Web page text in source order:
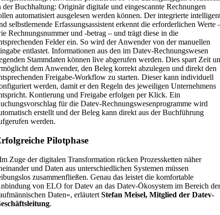
der Buchhaltung: Originär digitale und eingescannte Rechnungen
automatisiert ausgelesen werden können. Der integrierte
selbstlernende Erfassungsassistent erkennt die erforderlichen Werte
Rechnungsnummer und -betrag – und trägt diese in die
Felder ein. So wird der Anwender von der manuellen
entlastet. Informationen aus den im Datev-Rechnungswesen
Stammdaten können live abgerufen werden. Dies spart Zeit
dem Anwender, den Beleg korrekt abzulegen und direkt den
Freigabe-Workflow zu starten. Dieser kann individuell
werden, damit er den Regeln des jeweiligen Unternehmens
Kontierung und Freigabe erfolgen per Klick. Ein
für die Datev-Rechnungswesenprogramme wird
erstellt und der Beleg kann direkt aus der Buchführung
werden.
Pilotphase
Zuge der digitalen Transformation rücken Prozessketten näher
und Daten aus unterschiedlichen Systemen müssen
zusammenfließen. Genau das leistet die komfortable
von ELO for Datev an das Datev-Ökosystem im Bereich
Daten«, erläutertStefan Meisel, Mitglied der Datev-
.